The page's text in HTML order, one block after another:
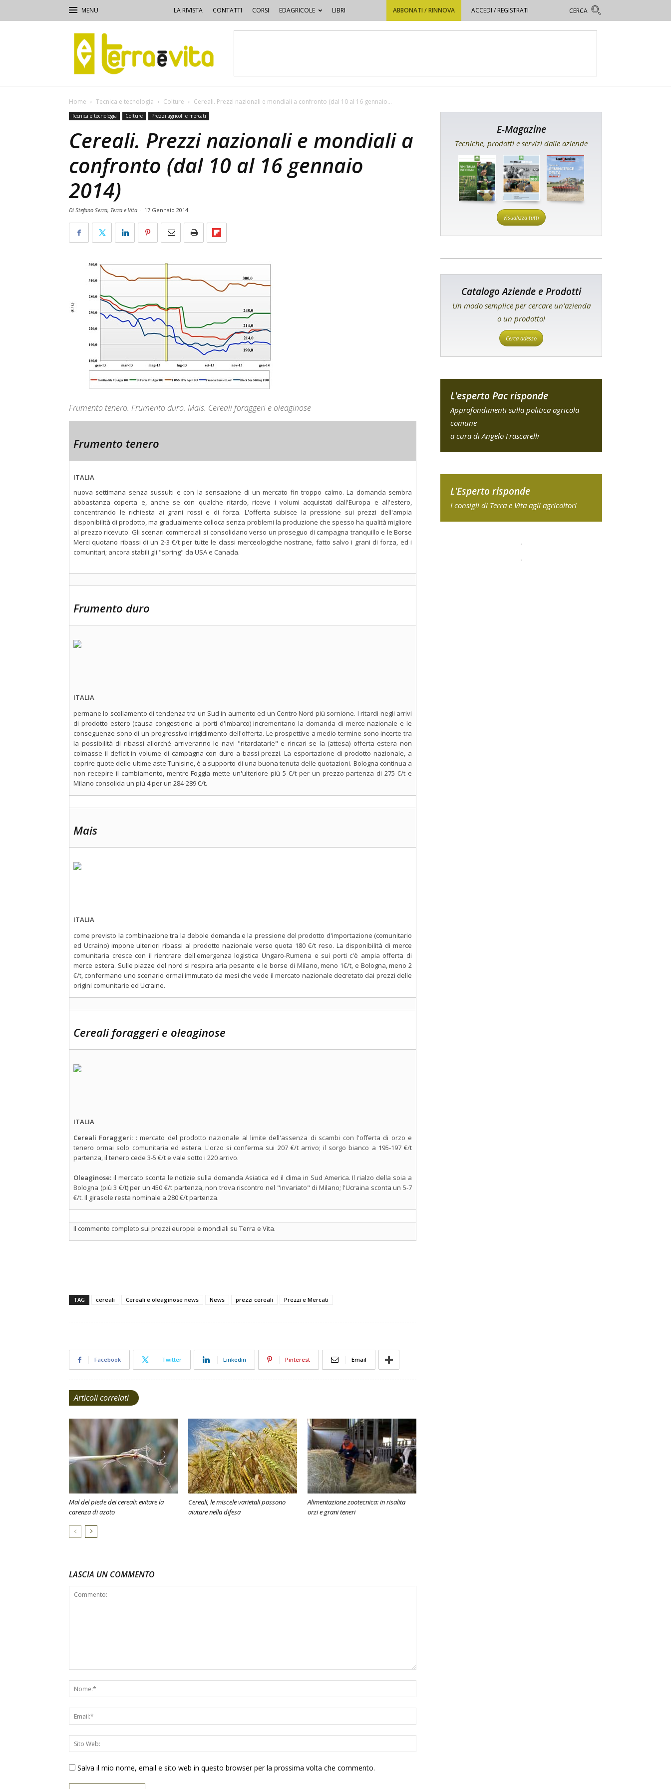
LA RIVISTA CONTATTI CORSI EDAGRICOLE LIBRI ABBONATI / RINNOVA ACCEDI / REGISTRATI
Terra
e
Vita
Home Tecnica e tecnologia Colture Cereali. Prezzi nazionali e mondiali a confronto (dal 10 al 16 gennaio...
Tecnica e tecnologia Colture Prezzi agricoli e mercati
Cereali. Prezzi nazionali e mondiali a
confronto (dal 10 al 16 gennaio
2014)
Di Stefano Serra, Terra e Vita - 17 Gennaio 2014
Frumento tenero. Frumento duro. Mais. Cereali foraggeri e oleaginose
Frumento tenero
ITALIA
nuova settimana senza sussulti e con la sensazione di un mercato fin troppo calmo. La domanda sembra
abbastanza coperta e, anche se con qualche ritardo, riceve i volumi acquistati dall'Europa e all'estero,
concentrando le richiesta ai grani rossi e di forza. L'offerta subisce la pressione sui prezzi dell'ampia
disponibilità di prodotto, ma gradualmente colloca senza problemi la produzione che spesso ha qualità migliore
al prezzo ricevuto. Gli scenari commerciali si consolidano verso un proseguo di campagna tranquillo e le Borse
Merci quotano ribassi di un 2-3 €/t per tutte le classi merceologiche nostrane, fatto salvo i grani di forza, ed i
comunitari; ancora stabili gli "spring" da USA e Canada.
Frumento duro
ITALIA
permane lo scollamento di tendenza tra un Sud in aumento ed un Centro Nord più sornione. I ritardi negli arrivi
di prodotto estero (causa congestione ai porti d'imbarco) incrementano la domanda di merce nazionale e le
conseguenze sono di un progressivo irrigidimento dell'offerta. Le prospettive a medio termine sono incerte tra
la possibilità di ribassi allorché arriveranno le navi "ritardatarie" e rincari se la (attesa) offerta estera non
colmasse il deficit in volume di campagna con duro a bassi prezzi. La esportazione di prodotto nazionale, a
coprire quote delle ultime aste Tunisine, è a supporto di una buona tenuta delle quotazioni. Bologna continua a
non recepire il cambiamento, mentre Foggia mette un'ulteriore più 5 €/t per un prezzo partenza di 275 €/t e
Milano consolida un più 4 per un 284-289 €/t.
Mais
ITALIA
come previsto la combinazione tra la debole domanda e la pressione del prodotto d'importazione (comunitario
ed Ucraino) impone ulteriori ribassi al prodotto nazionale verso quota 180 €/t reso. La disponibilità di merce
comunitaria cresce con il rientrare dell'emergenza logistica Ungaro-Rumena e sui porti c'è ampia offerta di
merce estera. Sulle piazze del nord si respira aria pesante e le borse di Milano, meno 1€/t, e Bologna, meno 2
€/t, confermano uno scenario ormai immutato da mesi che vede il mercato nazionale decretato dai prezzi delle
origini comunitarie ed Ucraine.
Cereali foraggeri e oleaginose
ITALIA
Cereali Foraggeri: : mercato del prodotto nazionale al limite dell'assenza di scambi con l'offerta di orzo e
tenero ormai solo comunitaria ed estera. L'orzo si conferma sui 207 €/t arrivo; il sorgo bianco a 195-197 €/t
partenza, il tenero cede 3-5 €/t e vale sotto i 220 arrivo.
Oleaginose: il mercato sconta le notizie sulla domanda Asiatica ed il clima in Sud America. Il rialzo della soia a
Bologna (più 3 €/t) per un 450 €/t partenza, non trova riscontro nel "invariato" di Milano; l'Ucraina sconta un 5-7
€/t. Il girasole resta nominale a 280 €/t partenza.
Il commento completo sui prezzi europei e mondiali su Terra e Vita.
TAG cereali Cereali e oleaginose news News prezzi cereali Prezzi e Mercati
Facebook Twitter Linkedin Pinterest Email
Articoli correlati
Mal del piede dei cereali: evitare la
carenza di azoto
Cereali, le miscele varietali possono
aiutare nella difesa
Alimentazione zootecnica: in risalita
orzi e grani teneri
LASCIA UN COMMENTO
Salva il mio nome, email e sito web in questo browser per la prossima volta che commento.
E-Magazine
Tecniche, prodotti e servizi dalle aziende
Visualizza tutti
Catalogo Aziende e Prodotti
Un modo semplice per cercare un'azienda
o un prodotto!
Cerca adesso
L'esperto Pac risponde
Approfondimenti sulla politica agricola
comune
a cura di Angelo Frascarelli
L'Esperto risponde
I consigli di Terra e Vita agli agricoltori